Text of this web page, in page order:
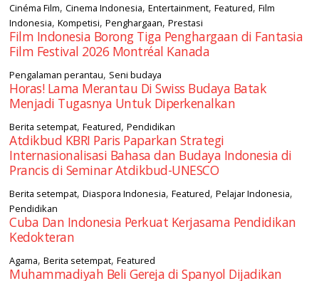
Cinéma Film,Cinema Indonesia,Entertainment,Featured,Film
Indonesia,Kompetisi,Penghargaan,Prestasi
Film Indonesia Borong Tiga Penghargaan di Fantasia
Film Festival 2026 Montréal Kanada
Pengalaman perantau, Seni budaya
Horas! Lama Merantau Di Swiss Budaya Batak
Menjadi Tugasnya Untuk Diperkenalkan
Berita setempat,Featured,Pendidikan
Atdikbud KBRI Paris Paparkan Strategi
Internasionalisasi Bahasa dan Budaya Indonesia di
Prancis di Seminar Atdikbud-UNESCO
Berita setempat,Diaspora Indonesia,Featured,Pelajar Indonesia,
Pendidikan
Cuba Dan Indonesia Perkuat Kerjasama Pendidikan
Kedokteran
Agama,Berita setempat,Featured
Muhammadiyah Beli Gereja di Spanyol Dijadikan